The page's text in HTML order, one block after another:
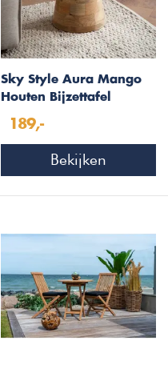
Sky Style Aura Mango
Houten Bijzettafel
189,-
Bekijken